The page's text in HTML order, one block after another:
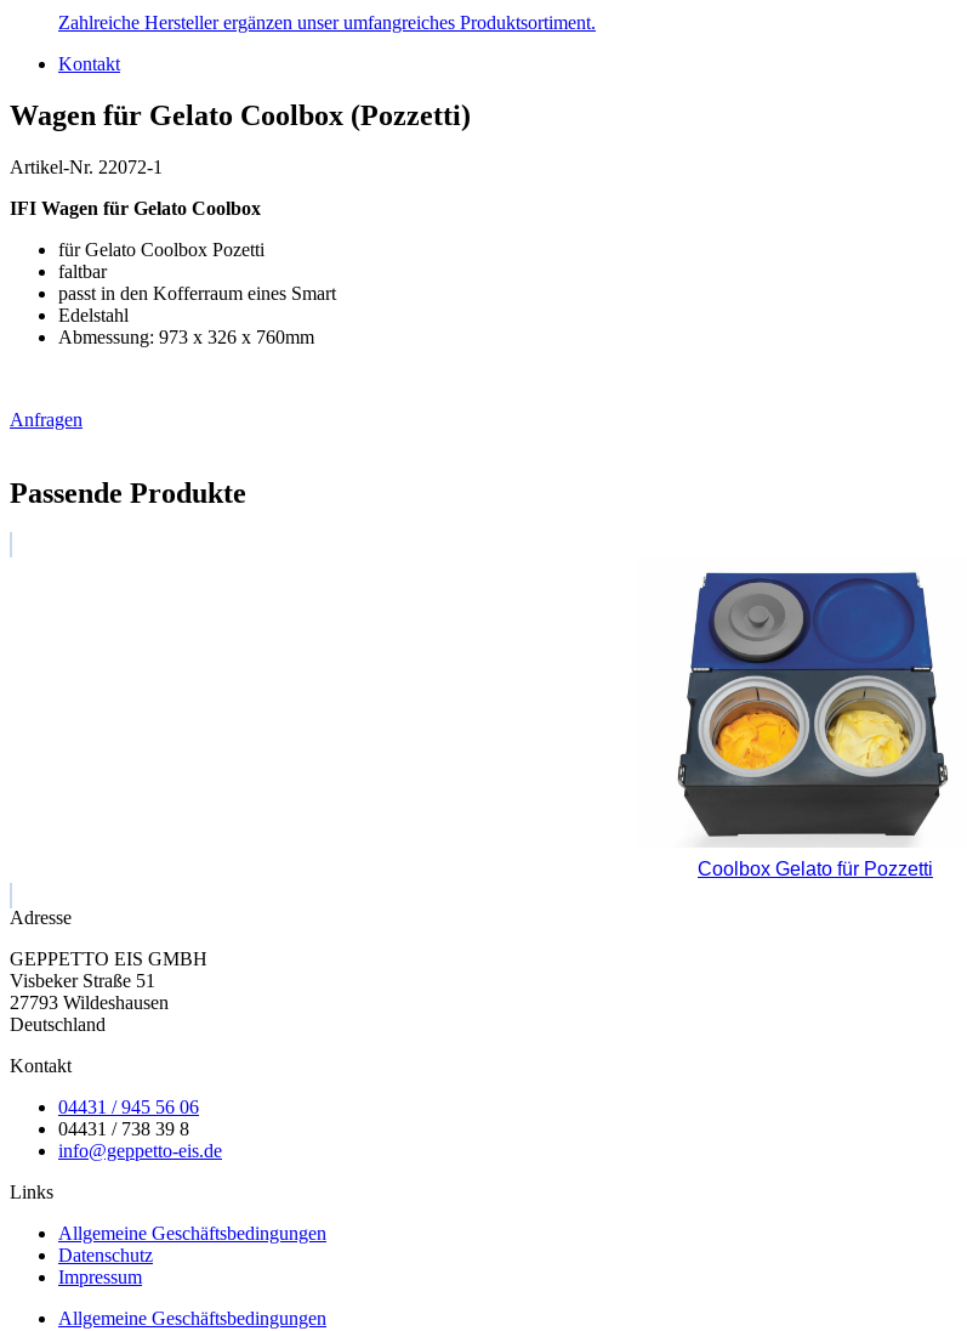
Zahlreiche Hersteller ergänzen unser umfangreiches Produktsortiment.
Kontakt
Wagen für Gelato Coolbox (Pozzetti)
Artikel-Nr. 22072-1
IFI Wagen für Gelato Coolbox
für Gelato Coolbox Pozetti
faltbar
passt in den Kofferraum eines Smart
Edelstahl
Abmessung: 973 x 326 x 760mm
Anfragen
Passende Produkte
Coolbox Gelato für Pozzetti
Adresse
GEPPETTO EIS GMBH
Visbeker Straße 51
27793 Wildeshausen
Deutschland
Kontakt
04431 / 945 56 06
04431 / 738 39 8
info@geppetto-eis.de
Links
Allgemeine Geschäftsbedingungen
Datenschutz
Impressum
Allgemeine Geschäftsbedingungen